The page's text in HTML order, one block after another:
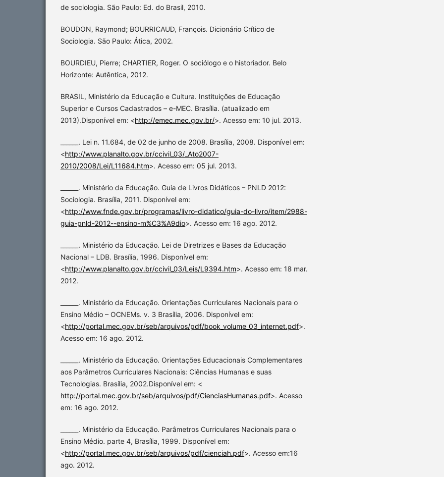
de sociologia. São Paulo: Ed. do Brasil, 2010.
BOUDON, Raymond; BOURRICAUD, François. Dicionário Crítico de
Sociologia. São Paulo: Ática, 2002.
BOURDIEU, Pierre; CHARTIER, Roger. O sociólogo e o historiador. Belo
Horizonte: Autêntica, 2012.
BRASIL, Ministério da Educação e Cultura. Instituições de Educação
Superior e Cursos Cadastrados – e-MEC. Brasília. (atualizado em
2013).Disponível em: <http://emec.mec.gov.br/>. Acesso em: 10 jul. 2013.
______. Lei n. 11.684, de 02 de junho de 2008. Brasília, 2008. Disponível em:
<http://www.planalto.gov.br/ccivil_03/_Ato2007-
2010/2008/Lei/L11684.htm>. Acesso em: 05 jul. 2013.
______. Ministério da Educação. Guia de Livros Didáticos – PNLD 2012:
Sociologia. Brasília, 2011. Disponível em:
<http://www.fnde.gov.br/programas/livro-didatico/guia-do-livro/item/2988-
guia-pnld-2012--ensino-m%C3%A9dio>. Acesso em: 16 ago. 2012.
______. Ministério da Educação. Lei de Diretrizes e Bases da Educação
Nacional – LDB. Brasília, 1996. Disponível em:
<http://www.planalto.gov.br/ccivil_03/Leis/L9394.htm>. Acesso em: 18 mar.
2012.
______. Ministério da Educação. Orientações Curriculares Nacionais para o
Ensino Médio – OCNEMs. v. 3 Brasília, 2006. Disponível em:
<http://portal.mec.gov.br/seb/arquivos/pdf/book_volume_03_internet.pdf>.
Acesso em: 16 ago. 2012.
______. Ministério da Educação. Orientações Educacionais Complementares
aos Parâmetros Curriculares Nacionais: Ciências Humanas e suas
Tecnologias. Brasília, 2002.Disponível em: <
http://portal.mec.gov.br/seb/arquivos/pdf/CienciasHumanas.pdf>. Acesso
em: 16 ago. 2012.
______. Ministério da Educação. Parâmetros Curriculares Nacionais para o
Ensino Médio. parte 4, Brasília, 1999. Disponível em:
<http://portal.mec.gov.br/seb/arquivos/pdf/cienciah.pdf>. Acesso em:16
ago. 2012.